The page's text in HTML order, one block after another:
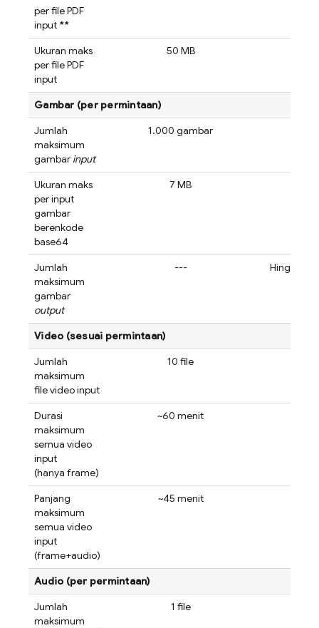
per file PDF
input **
Ukuran maks
per file PDF
input
50 MB
Gambar (per permintaan)
Jumlah
maksimum
gambar input
1.000 gambar
Ukuran maks
per input
gambar
berenkode
base64
7 MB
Jumlah
maksimum
gambar
output
--- Hingga
Video (sesuai permintaan)
Jumlah
maksimum
file video input
10 file
Durasi
maksimum
semua video
input
(hanya frame)
~60 menit
Panjang
maksimum
semua video
input
(frame+audio)
~45 menit
Audio (per permintaan)
Jumlah
maksimum
1 file